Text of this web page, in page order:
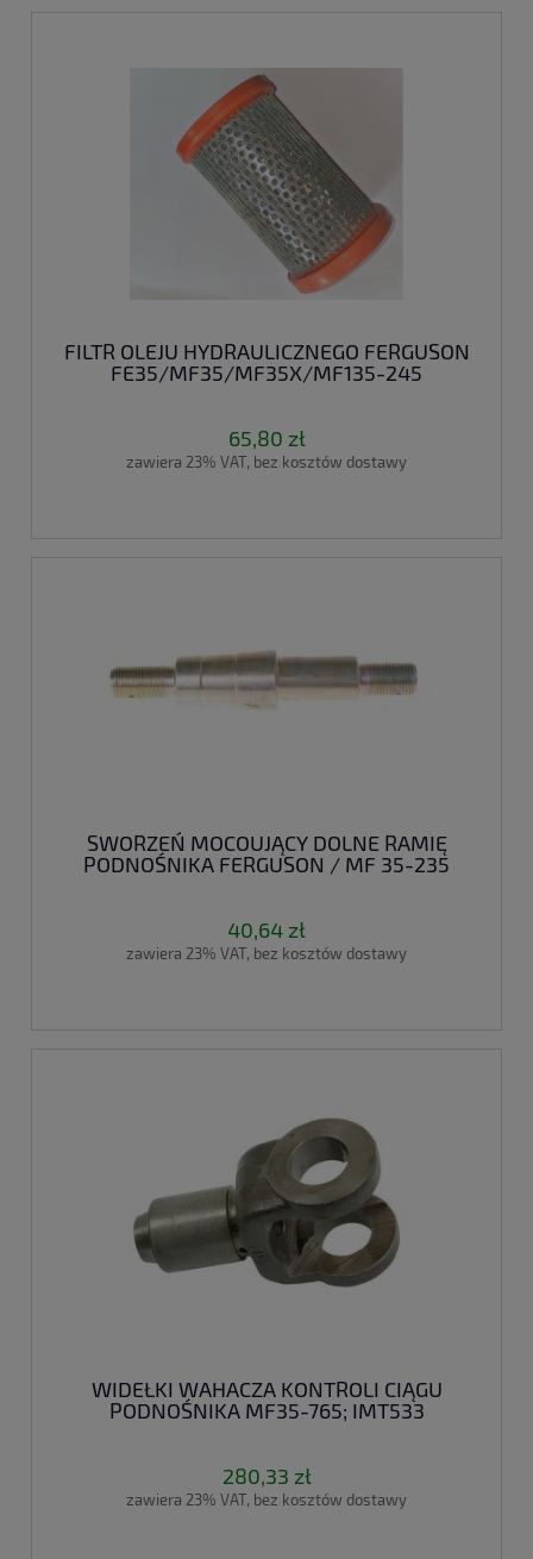
FILTR OLEJU HYDRAULICZNEGO FERGUSON
FE35/MF35/MF35X/MF135-245
65,80 zł
zawiera 23% VAT, bez kosztów dostawy
SWORZEŃ MOCOUJĄCY DOLNE RAMIĘ
PODNOŚNIKA FERGUSON / MF 35-235
40,64 zł
zawiera 23% VAT, bez kosztów dostawy
WIDEŁKI WAHACZA KONTROLI CIĄGU
PODNOŚNIKA MF35-765; IMT533
280,33 zł
zawiera 23% VAT, bez kosztów dostawy